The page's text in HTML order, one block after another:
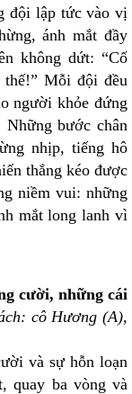
lập tức vào vị
ánh mắt đầy
không dứt: “Cố
thế!” Mỗi đội đều
người khỏe đứng
bước chân
nhịp, tiếng hô
thắng kéo được
niềm vui: những
mắt long lanh vì
cười, những cái
cô Hương (A),
và sự hỗn loạn
quay ba vòng và